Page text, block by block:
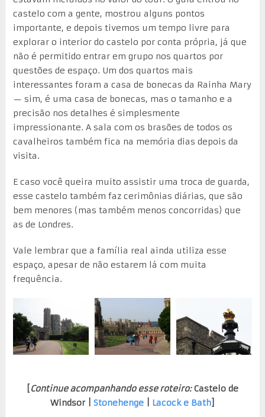
castelo com a gente, mostrou alguns pontos
importante, e depois tivemos um tempo livre para
explorar o interior do castelo por conta própria, já que
não é permitido entrar em grupo nos quartos por
questões de espaço. Um dos quartos mais
interessantes foram a casa de bonecas da Rainha Mary
— sim, é uma casa de bonecas, mas o tamanho e a
precisão nos detalhes é simplesmente
impressionante. A sala com os brasões de todos os
cavalheiros também fica na memória dias depois da
visita.
E caso você queira muito assistir uma troca de guarda,
esse castelo também faz cerimônias diárias, que são
bem menores (mas também menos concorridas) que
as de Londres.
Vale lembrar que a família real ainda utiliza esse
espaço, apesar de não estarem lá com muita
frequência.
Continue acompanhando esse roteiro:Castelo de
Windsor | Stonehenge| Lacock e Bath]